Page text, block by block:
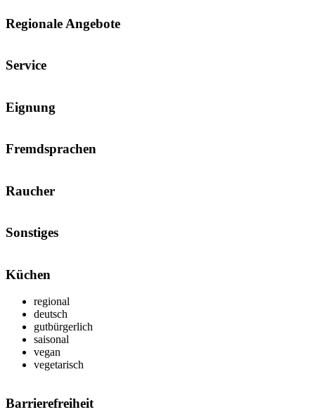
Regionale Angebote
Service
Eignung
Fremdsprachen
Raucher
Sonstiges
Küchen
regional
deutsch
gutbürgerlich
saisonal
vegan
vegetarisch
Barrierefreiheit